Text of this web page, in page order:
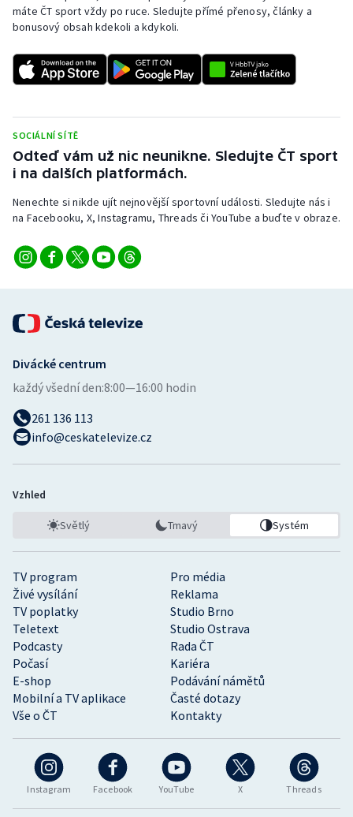
máte ČT sport vždy po ruce. Sledujte přímé přenosy, články a
bonusový obsah kdekoli a kdykoli.
SOCIÁLNÍ SÍTĚ
Odteď vám už nic neunikne. Sledujte ČT sport
i na dalších platformách.
Nenechte si nikde ujít nejnovější sportovní události. Sledujte nás i
na Facebooku, X, Instagramu, Threads či YouTube a buďte v obraze.
Instagram Facebook YouTube X Threads
TV program
Pro média
Živé vysílání
Reklama
TV poplatky
Studio Brno
Teletext
Studio Ostrava
Podcasty
Rada ČT
Počasí
Kariéra
E-shop
Podávání námětů
Mobilní a TV aplikace
Časté dotazy
Vše o ČT
Kontakty
Divácké centrum
každý všední den:8:00—16:00 hodin
261 136 113
info@ceskatelevize.cz
Vzhled
Světlý Tmavý Systém